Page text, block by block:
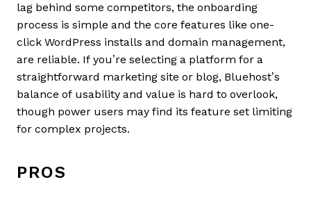
lag behind some competitors, the onboarding
process is simple and the core features like one-
click WordPress installs and domain management,
are reliable. If you’re selecting a platform for a
straightforward marketing site or blog, Bluehost’s
balance of usability and value is hard to overlook,
though power users may find its feature set limiting
for complex projects.
PROS